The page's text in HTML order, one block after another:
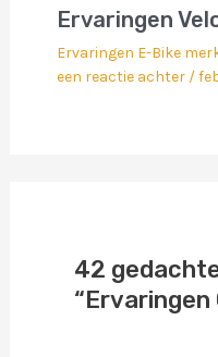
Ervaringen
Ervaringen E-Bike
een reactie achter /
42
“Ervaringen